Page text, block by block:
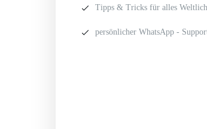
Tipps & Tricks für alles
persönlicher WhatsApp -